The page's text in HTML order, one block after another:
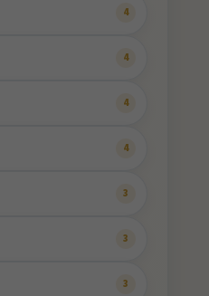
4
4
4
4
3
3
3